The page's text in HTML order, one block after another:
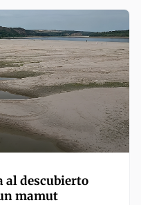
al descubierto
mamut